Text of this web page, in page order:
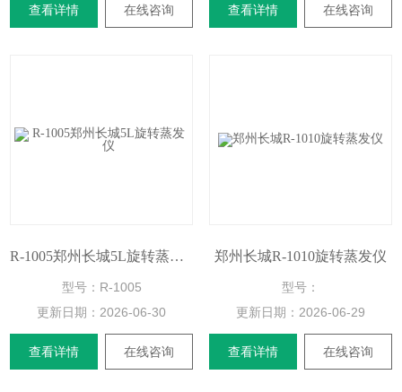
查看详情 在线咨询 查看详情 在线咨询
R-1005郑州长城5L旋转蒸发仪
型号：R-1005
更新日期： 2026-06-30
查看详情 在线咨询
郑州长城R-1010旋转蒸发仪
型号：
更新日期： 2026-06-29
查看详情 在线咨询